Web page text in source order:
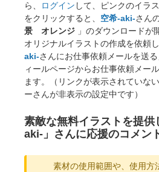
ら、
ログイン して、ピンクのイラ
をクリックすると、 空希-aki-さん
景 オレンジ 」のダウンロードが
オリジナルイラストの作成を依頼
aki-さんにお仕事依頼メールを送
ィールページからお仕事依頼メー
ます。（リンクが表示されていな
ーさんが非表示の設定中です）
素敵な無料イラストを提供
aki-」さんに応援のコメン
素材の使用範囲や、使用方